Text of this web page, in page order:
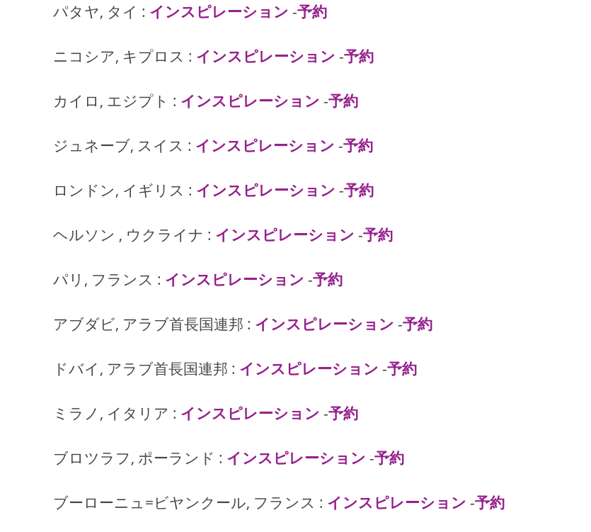
パタヤ, タイ : インスピレーション -予約
ニコシア, キプロス : インスピレーション -予約
カイロ, エジプト : インスピレーション -予約
ジュネーブ, スイス : インスピレーション -予約
ロンドン, イギリス : インスピレーション -予約
ヘルソン , ウクライナ : インスピレーション -予約
パリ, フランス : インスピレーション -予約
アブダビ, アラブ首長国連邦 : インスピレーション -予約
ドバイ, アラブ首長国連邦 : インスピレーション -予約
ミラノ, イタリア : インスピレーション -予約
ブロツラフ, ポーランド : インスピレーション -予約
ブーローニュ=ビヤンクール, フランス : インスピレーション -予約